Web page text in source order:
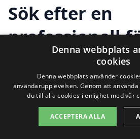
Sök efter en
professionell
trappstädning
städer nära
Att hitta rätt hjälp för
Denna webbplats
cookies
Denna webbplats använder
användarupplevelsen. Genom att
du till alla cookies i enlighet med vår
ACCEPTERA ALLA